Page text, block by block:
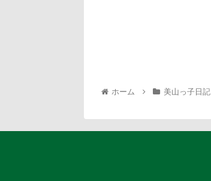
ホーム 美山っ子日記